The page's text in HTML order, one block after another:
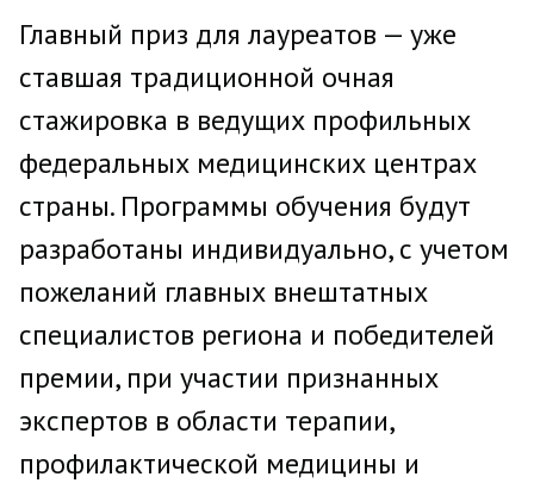
Главный приз для лауреатов — уже
ставшая традиционной очная
стажировка в ведущих профильных
федеральных медицинских центрах
страны. Программы обучения будут
разработаны индивидуально, с учетом
пожеланий главных внештатных
специалистов региона и победителей
премии, при участии признанных
экспертов в области терапии,
профилактической медицины и